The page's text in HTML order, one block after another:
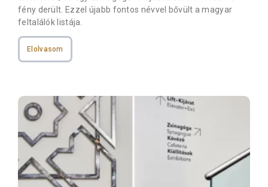
fény derült. Ezzel újabb fontos névvel bővült a magyar
feltalálók listája.
Elolvasom